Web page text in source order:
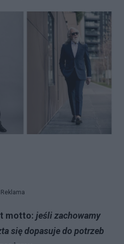
Reklama
motto: jeśli zachowamy
się dopasuje do potrzeb